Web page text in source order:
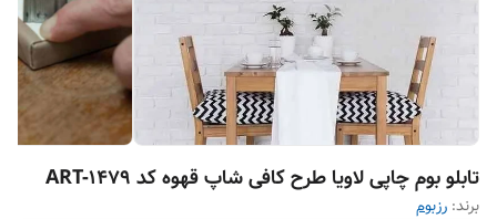
تابلو بوم چاپی لاویا طرح کافی شاپ قهوه کد ART-1479
برند: رزبوم